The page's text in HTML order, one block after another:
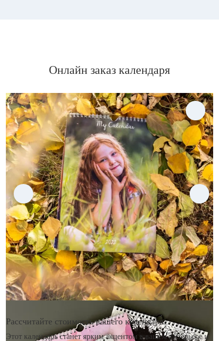
Онлайн заказ календаря
Рассчитайте стоимость вашего календаря
Этот календарь станет ярким акцентом в вашем интерьере и